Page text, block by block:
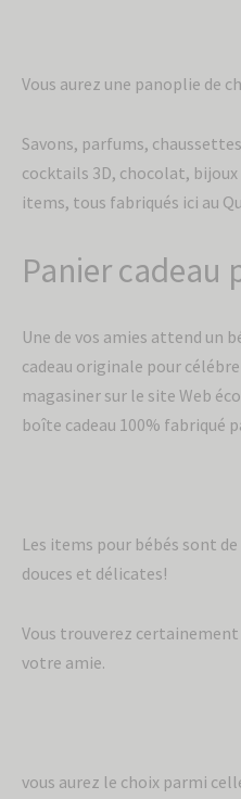
Vous aurez une panoplie de
Savons, parfums,
cocktails 3D, chocolat,
items, tous fabriqués ici au
Panier cadeau
Une de vos amies attend un
cadeau originale pour
magasiner sur le site Web
boîte cadeau 100% fabriqué
Les items pour bébés sont
douces et délicates!
Vous trouverez
votre amie.
vous aurez le choix parmi